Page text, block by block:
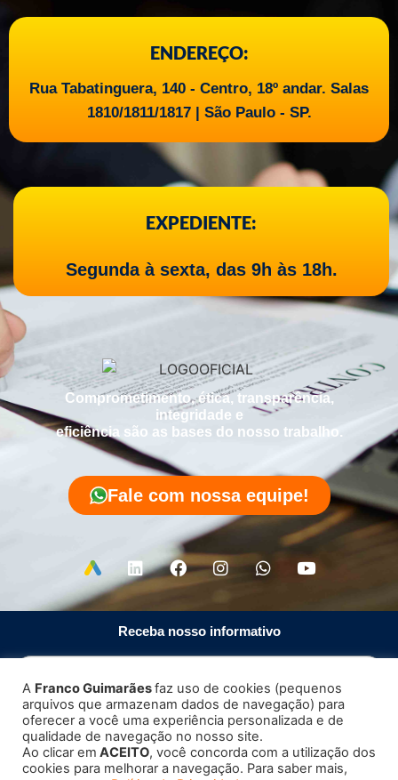
ENDEREÇO:
Rua Tabatinguera, 140 - Centro, 18º andar. Salas
1810/1811/1817 | São Paulo - SP.
EXPEDIENTE:
Segunda à sexta, das 9h às 18h.
Comprometimento, ética, transparência,
integridade e
eficiência são as bases do nosso trabalho.
Fale com nossa equipe!
Receba nosso informativo
Enviar
A Franco Guimarãesfaz uso de cookies (pequenos
arquivos que armazenam dados de navegação) para
oferecer a você uma experiência personalizada e de
qualidade de navegação no nosso site.
Ao clicar em ACEITO, você concorda com a utilização dos
cookies para melhorar a navegação. Para saber mais,